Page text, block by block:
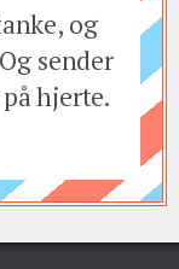
og
sender
hjerte.